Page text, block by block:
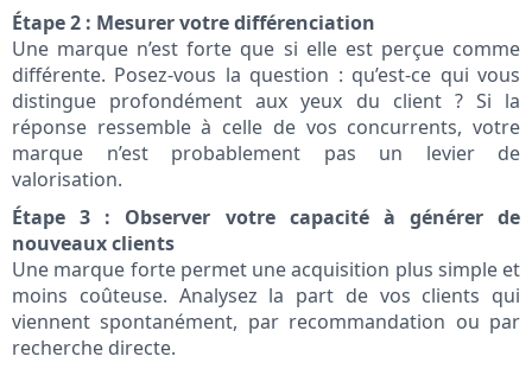
Étape 2 : Mesurer votre différenciation
Une marque n’est forte que si elle est perçue comme
différente. Posez-vous la question : qu’est-ce qui vous
distingue profondément aux yeux du client ? Si la
réponse ressemble à celle de vos concurrents, votre
marque n’est probablement pas un levier de
valorisation.
Étape 3 : Observer votre capacité à générer de
nouveaux clients
Une marque forte permet une acquisition plus simple et
moins coûteuse. Analysez la part de vos clients qui
viennent spontanément, par recommandation ou par
recherche directe.